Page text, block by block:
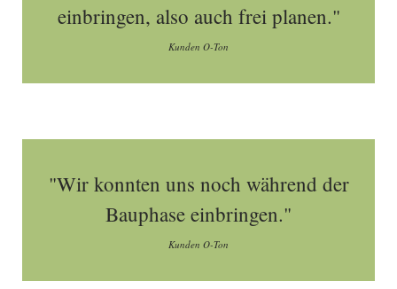
einbringen, also auch frei planen."
Kunden O-Ton
"Wir konnten uns noch während der
Bauphase einbringen."
Kunden O-Ton